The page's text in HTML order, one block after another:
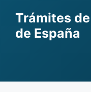
content
Trámites
de España